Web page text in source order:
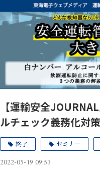
【運輸安全
ルチェック義務化対
終了 セミナー
2022-05-19 09:53